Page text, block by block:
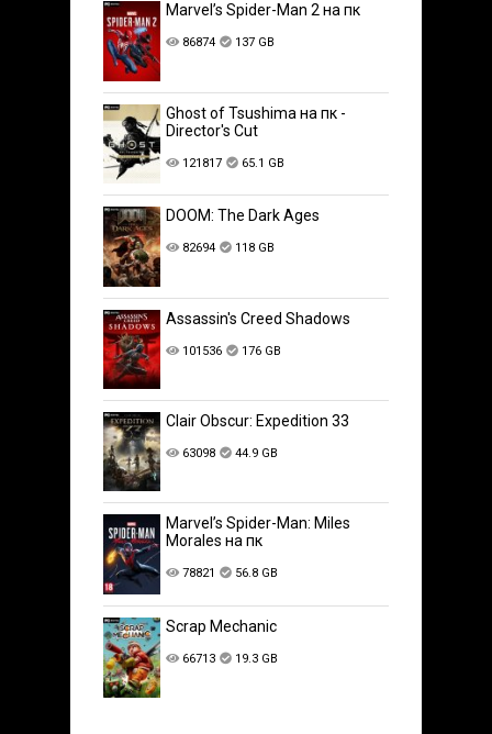
Marvel’s Spider-Man 2 на пк
86874 137 GB
Ghost of Tsushima на пк -
Director's Cut
121817 65.1 GB
DOOM: The Dark Ages
82694 118 GB
Assassin's Creed Shadows
101536 176 GB
Clair Obscur: Expedition 33
63098 44.9 GB
Marvel’s Spider-Man: Miles
Morales на пк
78821 56.8 GB
Scrap Mechanic
66713 19.3 GB